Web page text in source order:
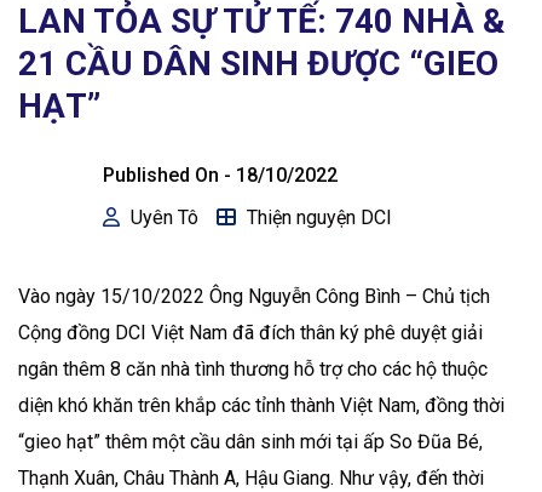
LAN TỎA SỰ TỬ TẾ: 740 NHÀ &
21 CẦU DÂN SINH ĐƯỢC “GIEO
HẠT”
Published On - 18/10/2022
Uyên Tô
Thiện nguyện DCI
Vào ngày 15/10/2022 Ông Nguyễn Công Bình – Chủ tịch
Cộng đồng DCI Việt Nam đã đích thân ký phê duyệt giải
ngân thêm 8 căn nhà tình thương hỗ trợ cho các hộ thuộc
diện khó khăn trên khắp các tỉnh thành Việt Nam, đồng thời
“gieo hạt” thêm một cầu dân sinh mới tại ấp So Đũa Bé,
Thạnh Xuân, Châu Thành A, Hậu Giang. Như vậy, đến thời